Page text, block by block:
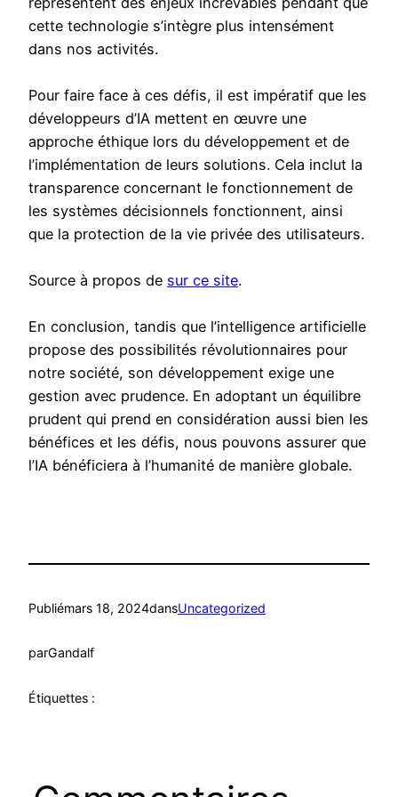
cette technologie s’intègre plus intensément
dans nos activités.
Pour faire face à ces défis, il est impératif que les
développeurs d’IA mettent en œuvre une
approche éthique lors du développement et de
l’implémentation de leurs solutions. Cela inclut la
transparence concernant le fonctionnement de
les systèmes décisionnels fonctionnent, ainsi
que la protection de la vie privée des utilisateurs.
Source à propos de sur ce site.
En conclusion, tandis que l’intelligence artificielle
propose des possibilités révolutionnaires pour
notre société, son développement exige une
gestion avec prudence. En adoptant un équilibre
prudent qui prend en considération aussi bien les
bénéfices et les défis, nous pouvons assurer que
l’IA bénéficiera à l’humanité de manière globale.
Publiémars 18, 2024dansUncategorized
parGandalf
Étiquettes :